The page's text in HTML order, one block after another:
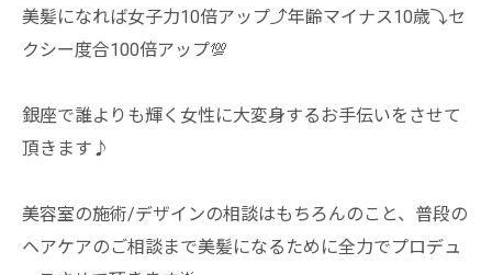
美髪になれば女子力10倍アップ⤴️年齢マイナス10歳⤵️セ
クシー度合100倍アップ💯
銀座で誰よりも輝く女性に大変身するお手伝いをさせて
頂きます♪
美容室の施術/デザインの相談はもちろんのこと、普段の
ヘアケアのご相談まで美髪になるために全力でプロデュ